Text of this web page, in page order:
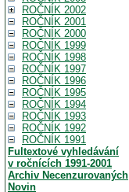
ROČNÍK 2002
ROČNÍK 2001
ROČNÍK 2000
ROČNÍK 1999
ROČNÍK 1998
ROČNÍK 1997
ROČNÍK 1996
ROČNÍK 1995
ROČNÍK 1994
ROČNÍK 1993
ROČNÍK 1992
ROČNÍK 1991
Fultextové vyhledávání
v ročnících 1991-2001
Archiv Necenzurovaných
Novin